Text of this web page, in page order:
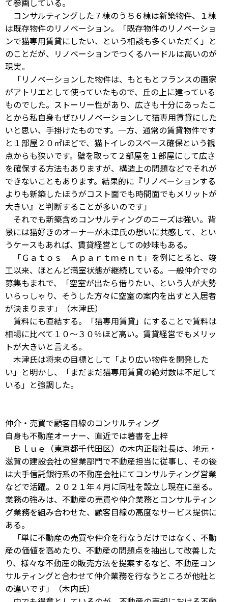
コンサルティングした７棟のうち６棟は新築物件、１棟
は既存物件のリノベーション。「既存物件のリノベーショ
ンで猫専用賃貸にしたい、という相談も多くいただく」と
のことだが、リノベーションでつくるハードルは高いのが
現実。
「リノベーションした物件は、もともとフランスの画家
がアトリエとして使っていたもので、丘の上に建っている
ものでした。ストーリー性があり、広さも十分にあったこ
とから私自身もぜひリノベーションして猫専用賃貸にした
いと思い、手掛けたものです。一方、通常の賃貸物件です
と１部屋２０㎡ほどで、猫トイレのスペース確保という観
点からも狭いです。壁を取って２部屋を１部屋にして広さ
を確保する方法もありますが、構造上の問題などでそれが
できないこともあります。結果的に『リノベーションする
よりも新築したほうがコスト面でも時間面でもメリットが
大きい』と判断することが多いのです」
それでも新築含めコンサルティングのニーズは強い。背
景には猫好きのオーナーが木津氏の想いに共感して、とい
うケースもあれば、賃貸経営としての妙味もある。
「Ｇａｔｏｓ Ａｐａｒｔｍｅｎｔ」を例にとると、竣
工以来、ほとんど満室状態が継続している。一般仲介での
募集もまれで、「空室が出たら借りたい、という人が大勢
いらっしゃり、そうした方々に空室の案内を出すと入居者
が決まります」（木津氏）
賃料にも直結する。「猫専用賃貸」にすることで賃料は
相場に比べて１０～３０％ほど高い。賃貸経営でもメリッ
トが大きいと言える。
木津氏は将来の目標として「より広い物件を開発した
い」と明かし、「まだまだ猫専用賃貸の絶対数は不足して
いる」と強調した。
仲介・売買で顧客目線のコンサルティング
自身も不動産オーナー、直近では著書を上梓
Ｂｌｕｅ（東京都千代田区）の木内正樹社長は、地元・
滋賀の建設会社の営業部門で不動産担当に従事し、その後
は大手信託銀行系の不動産会社にてコンサルティング営業
などで活躍。２０２１年４月に同社を設立し現在に至る。
業務の強みは、不動産の売買や仲介業務とコンサルティン
グ業務を組み合わせた、顧客目線の高度なサービス提供に
ある。
「単に不動産の売買や仲介を行なうだけではなく、不動
産の価値を高めたり、不動産の問題点を抽出して改善した
り、様々な不動産の販売方法を提案するなど、不動産コン
サルティングと合わせて仲介業務を行なうところが他社と
の違いです」（木内氏）